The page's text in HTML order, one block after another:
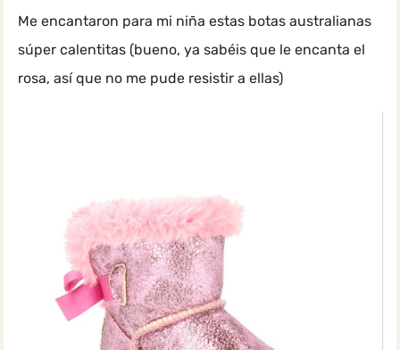
Me encantaron para mi niña estas botas australianas
súper calentitas (bueno, ya sabéis que le encanta el
rosa, así que no me pude resistir a ellas)